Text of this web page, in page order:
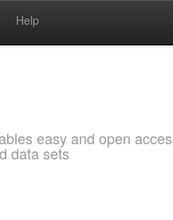
Help
easy and open
data sets